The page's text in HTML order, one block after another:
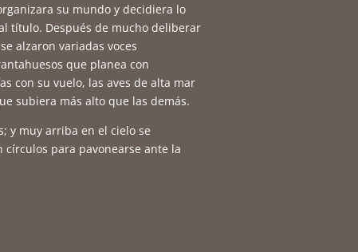
su mundo y decidiera lo
título. Después de mucho deliberar
alzaron variadas voces
que planea con
con su vuelo, las aves de alta mar
subiera más alto que las demás.
y muy arriba en el cielo se
para pavonearse ante la